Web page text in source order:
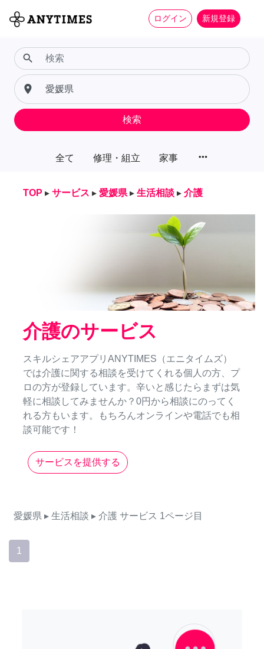
ログイン 新規登録
全て 修理・組立 家事 more_horiz
search
place
検索
TOP ▸ サービス ▸ 愛媛県 ▸ 生活相談 ▸ 介護
介護のサービス
スキルシェアアプリANYTIMES（エニタイムズ）
では介護に関する相談を受けてくれる個人の方、プ
ロの方が登録しています。辛いと感じたらまずは気
軽に相談してみませんか？0円から相談にのってく
れる方もいます。もちろんオンラインや電話でも相
談可能です！
サービスを提供する
愛媛県 ▸ 生活相談 ▸ 介護 サービス 1ページ目
1